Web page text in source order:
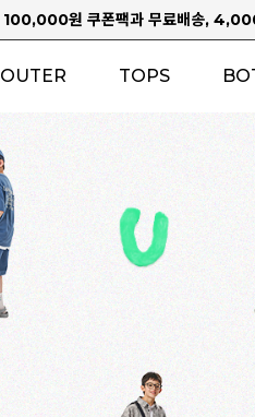
100,000원 쿠폰팩과 무료배송,
OUTER TOPS